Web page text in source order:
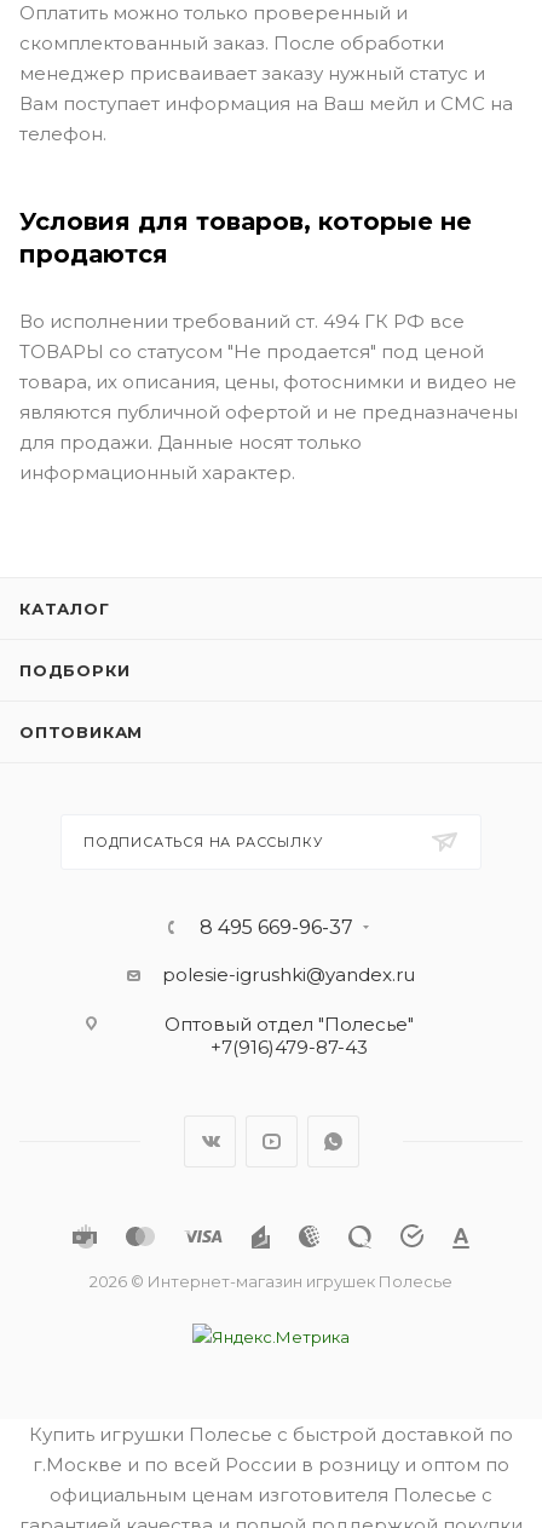
Оплатить можно только проверенный и
скомплектованный заказ. После обработки
менеджер присваивает заказу нужный статус и
Вам поступает информация на Ваш мейл и СМС на
телефон.
Условия для товаров, которые не
продаются
Во исполнении требований ст. 494 ГК РФ все
ТОВАРЫ со статусом "Не продается" под ценой
товара, их описания, цены, фотоснимки и видео не
являются публичной офертой и не предназначены
для продажи. Данные носят только
информационный характер.
КАТАЛОГ
ПОДБОРКИ
ОПТОВИКАМ
ПОДПИСАТЬСЯ НА РАССЫЛКУ
8 495 669-96-37
polesie-igrushki@yandex.ru
Оптовый отдел "Полесье"
+7(916)479-87-43
2026 © Интернет-магазин игрушек Полесье
Купить игрушки Полесье с быстрой доставкой по
г.Москве и по всей России в розницу и оптом по
официальным ценам изготовителя Полесье с